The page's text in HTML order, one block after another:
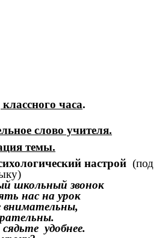
часа.
слово учителя.
темы.
настрой (под
школьный звонок
нас на урок
внимательны,
удобнее.